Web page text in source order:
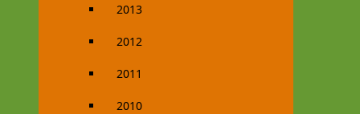
2013
2012
2011
2010